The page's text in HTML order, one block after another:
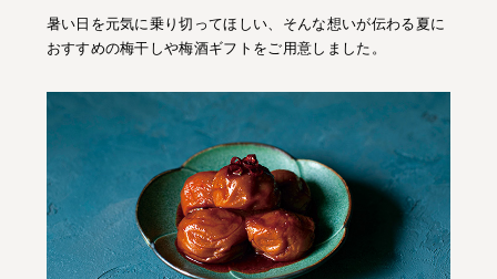
暑い日を元気に乗り切ってほしい、そんな想いが伝わる夏に
おすすめの梅干しや梅酒ギフトをご用意しました。